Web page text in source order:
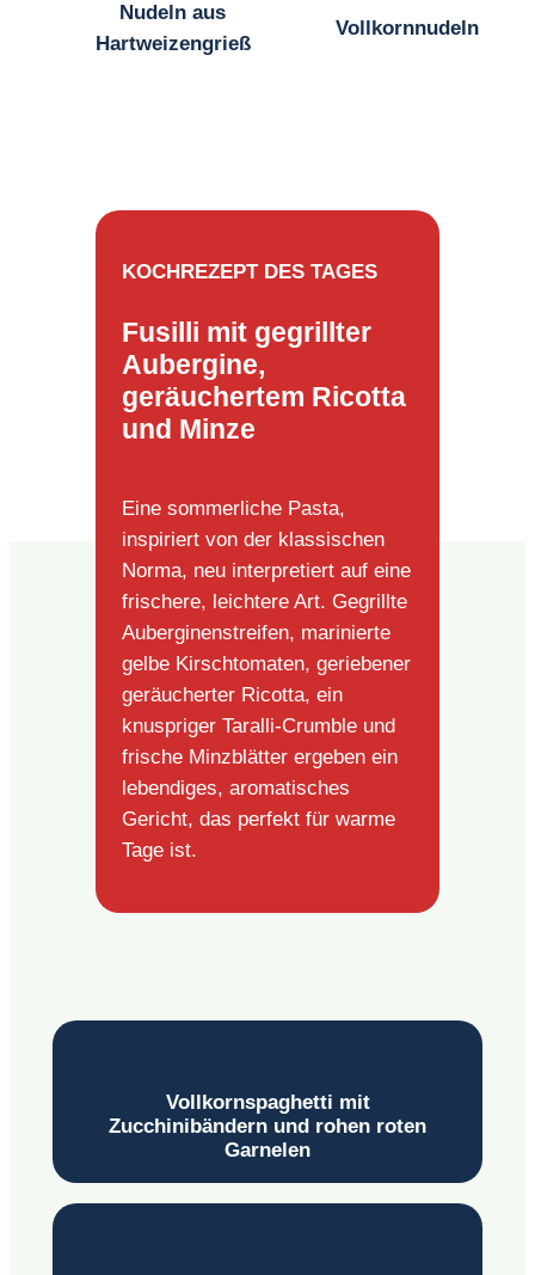
Nudeln aus
Hartweizengrieß
Vollkornnudeln
KOCHREZEPT DES TAGES
Fusilli mit gegrillter
Aubergine,
geräuchertem Ricotta
und Minze
Eine sommerliche Pasta,
inspiriert von der klassischen
Norma, neu interpretiert auf eine
frischere, leichtere Art. Gegrillte
Auberginenstreifen, marinierte
gelbe Kirschtomaten, geriebener
geräucherter Ricotta, ein
knuspriger Taralli-Crumble und
frische Minzblätter ergeben ein
lebendiges, aromatisches
Gericht, das perfekt für warme
Tage ist.
Vollkornspaghetti mit
Zucchinibändern und rohen roten
Garnelen